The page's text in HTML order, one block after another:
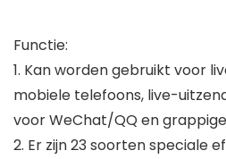
Functie:
1. Kan worden gebruikt voor
mobiele telefoons, live-
voor WeChat/QQ en
2. Er zijn 23 soorten speciale